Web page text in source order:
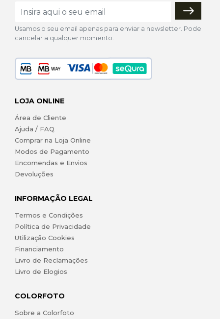
Usamos o seu email apenas para enviar a newsletter. Pode
cancelar a qualquer momento.
LOJA ONLINE
Área de Cliente
Ajuda / FAQ
Comprar na Loja Online
Modos de Pagamento
Encomendas e Envios
Devoluções
INFORMAÇÃO LEGAL
Termos e Condições
Política de Privacidade
Utilização Cookies
Financiamento
Livro de Reclamações
Livro de Elogios
COLORFOTO
Sobre a Colorfoto